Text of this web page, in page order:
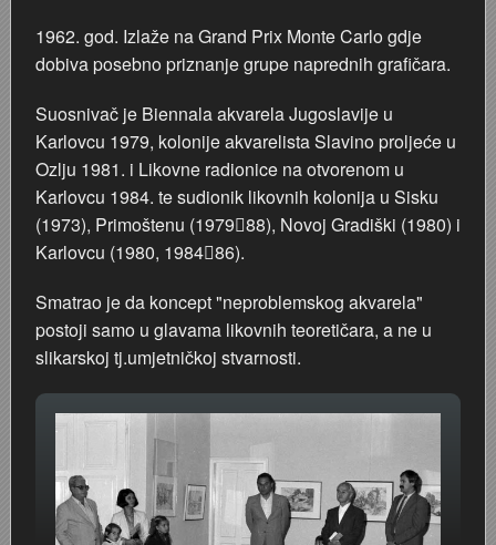
1962. god. Izlaže na Grand Prix Monte Carlo gdje
dobiva posebno priznanje grupe naprednih grafičara.
Suosnivač je Biennala akvarela Jugoslavije u
Karlovcu 1979, kolonije akvarelista Slavino proljeće u
Ozlju 1981. i Likovne radionice na otvorenom u
Karlovcu 1984. te sudionik likovnih kolonija u Sisku
(1973), Primoštenu (197988), Novoj Gradiški (1980) i
Karlovcu (1980, 198486).
Smatrao je da koncept "neproblemskog akvarela"
postoji samo u glavama likovnih teoretičara, a ne u
slikarskoj tj.umjetničkoj stvarnosti.